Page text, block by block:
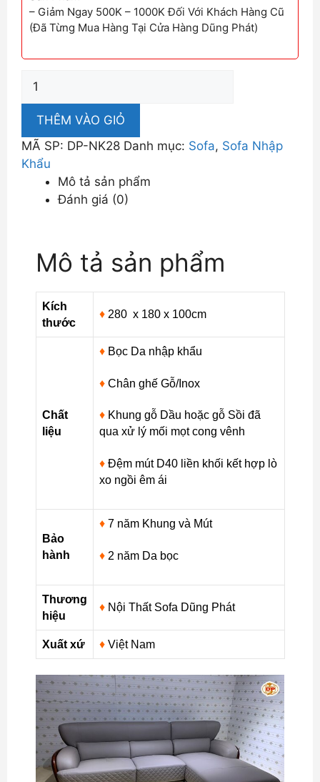
– Giảm Ngay 500K – 1000K Đối Với Khách Hàng Cũ
(Đã Từng Mua Hàng Tại Cửa Hàng Dũng Phát)
Sofa
Khẩu
Tựa
Cá
lượng
THÊM VÀO GIỎ
MÃ SP: DP-NK28 Danh mục: Sofa, Sofa Nhập
Khẩu
Mô tả sản phẩm
Đánh giá (0)
Mô tả sản phẩm
Kích
thước
♦ 280 x 180 x 100cm
Chất
liệu
♦ Bọc Da nhập khẩu
♦ Chân ghế Gỗ/Inox
♦ Khung gỗ Dầu hoặc gỗ Sồi đã
qua xử lý mối mọt cong vênh
♦ Đệm mút D40 liền khối kết hợp lò
xo ngồi êm ái
Bảo
hành
♦ 7 năm Khung và Mút
♦ 2 năm Da bọc
Thương
hiệu
♦ Nội Thất Sofa Dũng Phát
Xuất xứ ♦ Việt Nam